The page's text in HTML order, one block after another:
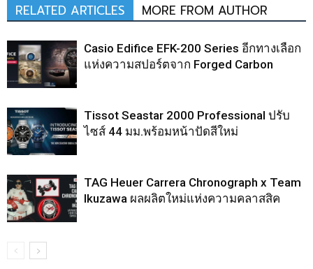
RELATED ARTICLES MORE FROM AUTHOR
Casio Edifice EFK-200 Series อีกทางเลือก
แห่งความสปอร์ตจาก Forged Carbon
Tissot Seastar 2000 Professional ปรับ
ไซส์ 44 มม.พร้อมหน้าปัดสีใหม่
TAG Heuer Carrera Chronograph x Team
Ikuzawa ผลผลิตใหม่แห่งความคลาสสิค